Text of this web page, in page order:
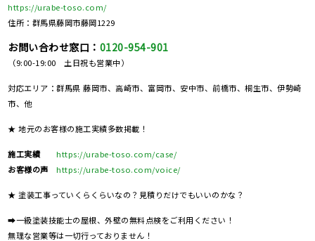
https://urabe-toso.com/
住所：群馬県藤岡市藤岡1229
お問い合わせ窓口： 0120-954-901
（9:00-19:00 土日祝も営業中）
対応エリア：群馬県 藤岡市、高崎市、富岡市、安中市、前橋市、桐生市、伊勢崎
市、他
★ 地元のお客様の施工実績多数掲載！
施工実績
https://urabe-toso.com/case/
お客様の声
https://urabe-toso.com/voice/
★ 塗装工事っていくらくらいなの？見積りだけでもいいのかな？
➡一級塗装技能士の屋根、外壁の無料点検をご利用ください！
無理な営業等は一切行っておりません！